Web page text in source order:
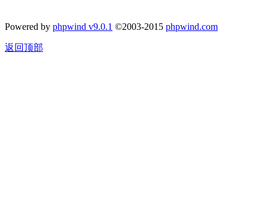
Powered by phpwind v9.0.1 ©2003-2015 phpwind.com
返回顶部